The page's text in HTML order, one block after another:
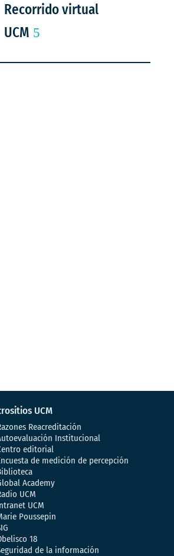
Recorrido virtual
UCM
UCM
Reacreditación
Institucional
editorial
de medición de percepción
Academy
UCM
UCM
Poussepin
18
de la información